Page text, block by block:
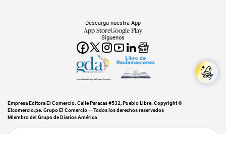
Síguenos
Descarga nuestra App
App StoreGoogle Play
Miembro del Grupo de Diarios América
Empresa Editora El Comercio. Calle Paracas #532, Pueblo Libre. Copyright ©
Elcomercio.pe. Grupo El Comercio — Todos los derechos reservados
Miembro del Grupo de Diarios América